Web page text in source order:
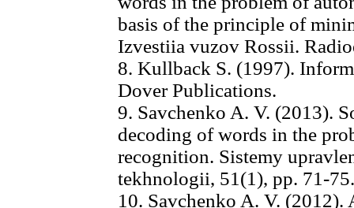
basis of the principle of
Izvestiia vuzov Rossii.
8. Kullback S. (1997).
Dover Publications.
9. Savchenko A. V. (2013).
decoding of words in the
recognition. Sistemy
tekhnologii, 51(1), pp. 71-75.
10. Savchenko A. V.